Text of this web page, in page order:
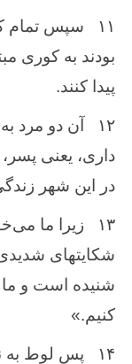
۱۱
سپس ‌تمام‌
‌بودند به‌ كوری
پیدا كنند.
۱۲
آن‌ دو مرد
داری‌، یعنی
در این‌ شهر زندگی
۱۳
زیرا ما
شكایتهای
شنیده ‌است‌ و ما
كنیم‌.»
۱۴
پس ‌لوط‌ به